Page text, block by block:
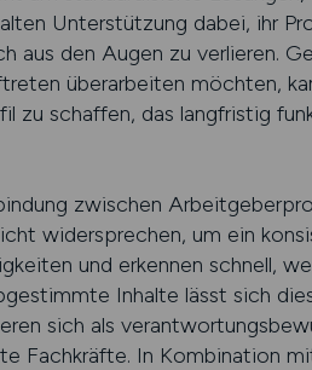
Unterstützung dabei, ihr
aus den Augen zu verlieren.
überarbeiten möchten,
zu schaffen, das langfristig
zwischen
widersprechen, um ein
und erkennen schnell,
Inhalte lässt sich
sich als
Fachkräfte. In Kombination